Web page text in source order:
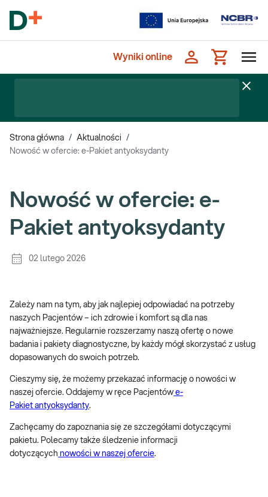
Wyniki online
Strona główna / Aktualności
/
Nowość w ofercie: e-Pakiet antyoksydanty
Nowość w ofercie: e-
Pakiet antyoksydanty
02 lutego 2026
Zależy nam na tym, aby jak najlepiej odpowiadać na potrzeby
naszych Pacjentów – ich zdrowie i komfort są dla nas
najważniejsze. Regularnie rozszerzamy naszą ofertę o nowe
badania i pakiety diagnostyczne, by każdy mógł skorzystać z usług
dopasowanych do swoich potrzeb.
Cieszymy się, że możemy przekazać informację o nowości w
naszej ofercie. Oddajemy w ręce Pacjentów e-
Pakiet antyoksydanty.
Zachęcamy do zapoznania się ze szczegółami dotyczącymi
pakietu. Polecamy także śledzenie informacji
dotyczących nowości w naszej ofercie.